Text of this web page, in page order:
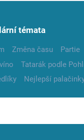
témata
Změna času Partie
Tatarák podle
Nejlepší